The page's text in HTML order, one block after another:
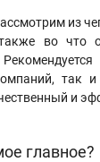
из
во что
так
и
главное?